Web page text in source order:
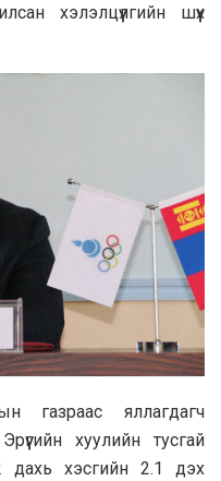
хэлэлцүүлгийн шүүх
газраас яллагдагч
хуулийн тусгай
дахь хэсгийн 2.1 дэх